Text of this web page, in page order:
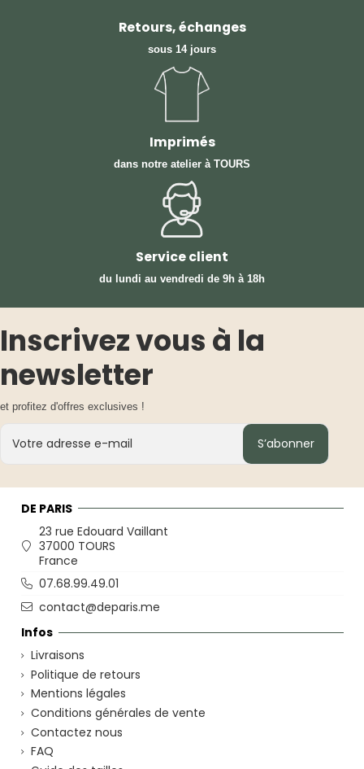
Retours, échanges
sous 14 jours
Imprimés
dans notre atelier à TOURS
Service client
du lundi au vendredi de 9h à 18h
Inscrivez vous à la
newsletter
et profitez d'offres exclusives !
S’abonner
Infos
Livraisons
Politique de retours
Mentions légales
Conditions générales de vente
Contactez nous
FAQ
DE PARIS
23 rue Edouard Vaillant
37000 TOURS
France
07.68.99.49.01
contact@deparis.me